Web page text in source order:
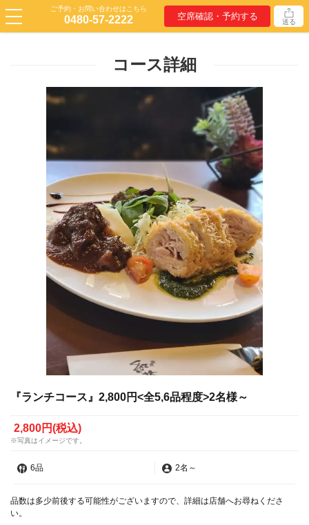
ご予約・お問い合わせはこちら
0480-57-2222 空席確認・予約する 送る
コース詳細
『ランチコース』2,800円<全5,6品程度>2名様～
2,800円(税込)
※写真はイメージです。
6品 2名 ～
品数は多少前後する可能性がございますので、詳細は店舗へお尋ねくださ
い。